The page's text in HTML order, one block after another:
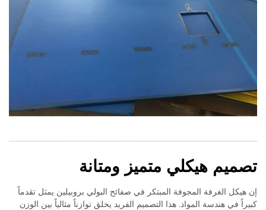
تصميم هيكلي متميز ومتانة
إن هيكل الغرفة المجوفة المبتكر في صفائح البولي بروبيلين يمثل تقدماً
كبيراً في هندسة المواد. هذا التصميم الفريد يخلق توازناً مثالياً بين الوزن